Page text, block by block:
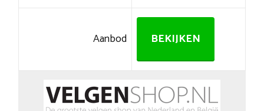
Aanbod BEKIJKEN